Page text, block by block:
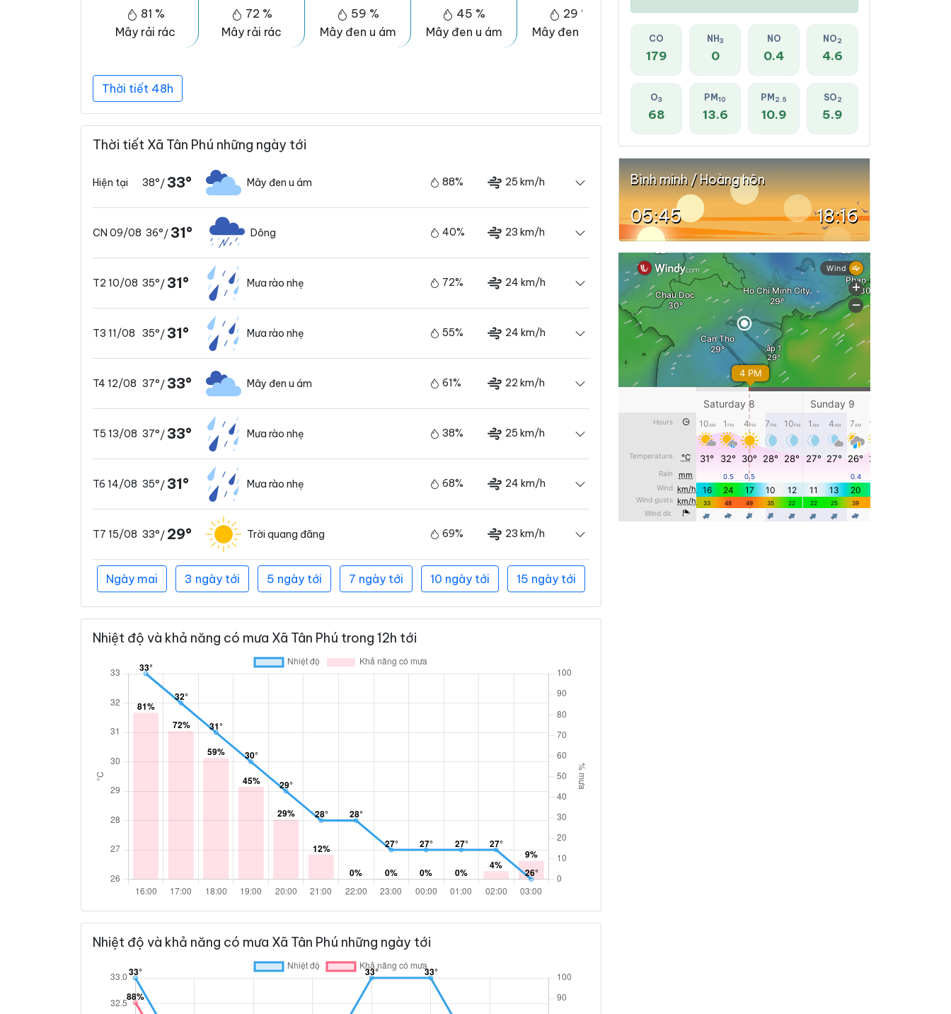
81 %
Mây rải rác
72 %
Mây rải rác
59 %
Mây đen u ám
45 %
Mây đen u ám
29 %
Mây đen u ám
12 %
Mây rải rác
0 %
Mây đen u ám
Thời tiết 48h
Thời tiết Xã Tân Phú những ngày tới
Hiện tại 38°/33° Mây đen u ám 88% 25 km/h
CN 09/08 36°/31° Dông 40% 23 km/h
T2 10/08 35°/31° Mưa rào nhẹ 72% 24 km/h
T3 11/08 35°/31° Mưa rào nhẹ 55% 24 km/h
T4 12/08 37°/33° Mây đen u ám 61% 22 km/h
T5 13/08 37°/33° Mưa rào nhẹ 38% 25 km/h
T6 14/08 35°/31° Mưa rào nhẹ 68% 24 km/h
T7 15/08 33°/ 29° Trời quang đãng 69% 23 km/h
Ngày mai 3 ngày tới 5 ngày tới 7 ngày tới 10 ngày tới 15 ngày tới
Nhiệt độ và khả năng có mưa Xã Tân Phú trong 12h tới
Nhiệt độ và khả năng có mưa Xã Tân Phú những ngày tới
CO
179
NH 3
0
NO
0.4
NO2
4.6
O3
68
PM 10
13.6
PM 2.5
10.9
SO2
5.9
Bình minh / Hoàng hôn
05:45 18:16